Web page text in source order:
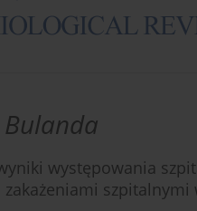
występowania
szpitalnymi